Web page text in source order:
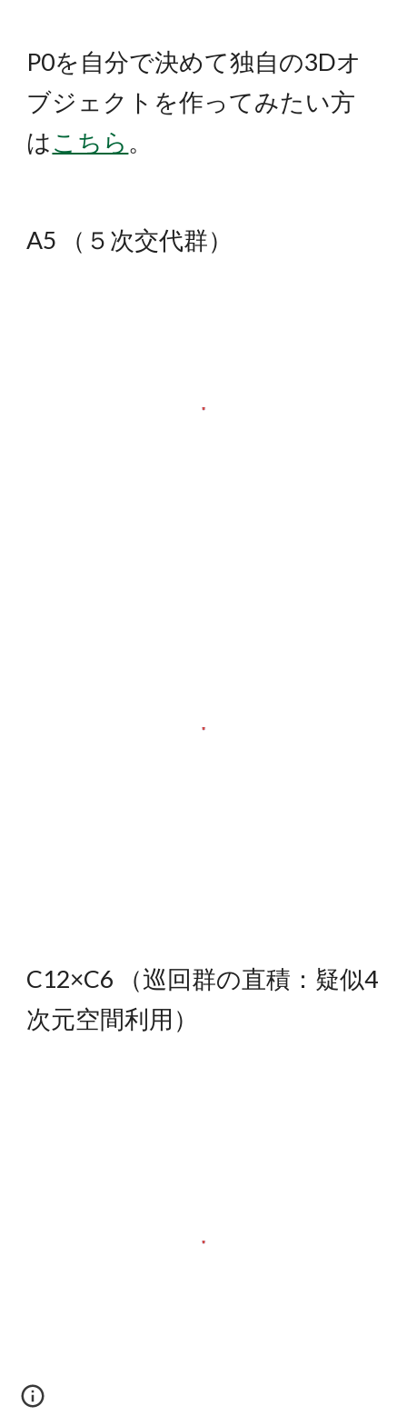
P0を自分で決めて独自の3Dオ
ブジェクトを作ってみたい方
はこちら 。
A5 （ ５次交代群）
C12×C6 （巡回群の直積：疑似4
次元空間利用）